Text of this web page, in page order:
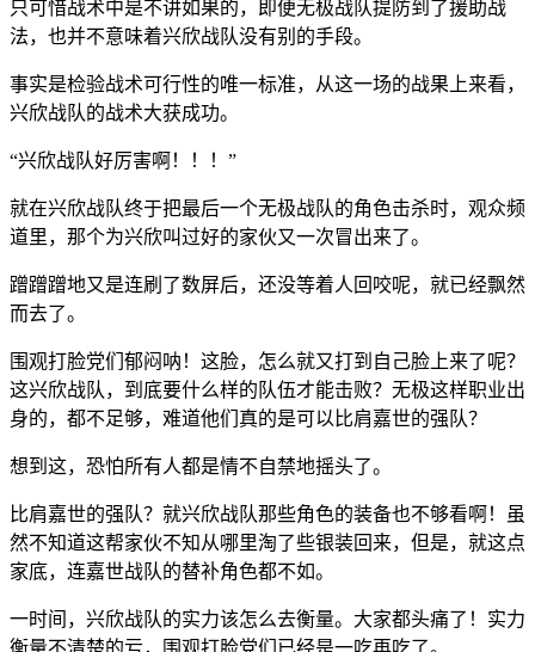
只可惜战术中是不讲如果的，即便无极战队提防到了援助战
法，也并不意味着兴欣战队没有别的手段。
事实是检验战术可行性的唯一标准，从这一场的战果上来看，
兴欣战队的战术大获成功。
“兴欣战队好厉害啊！！！”
就在兴欣战队终于把最后一个无极战队的角色击杀时，观众频
道里，那个为兴欣叫过好的家伙又一次冒出来了。
蹭蹭蹭地又是连刷了数屏后，还没等着人回咬呢，就已经飘然
而去了。
围观打脸党们郁闷呐！这脸，怎么就又打到自己脸上来了呢？
这兴欣战队，到底要什么样的队伍才能击败？无极这样职业出
身的，都不足够，难道他们真的是可以比肩嘉世的强队？
想到这，恐怕所有人都是情不自禁地摇头了。
比肩嘉世的强队？就兴欣战队那些角色的装备也不够看啊！虽
然不知道这帮家伙不知从哪里淘了些银装回来，但是，就这点
家底，连嘉世战队的替补角色都不如。
一时间，兴欣战队的实力该怎么去衡量。大家都头痛了！实力
衡量不清楚的亏，围观打脸党们已经是一吃再吃了。